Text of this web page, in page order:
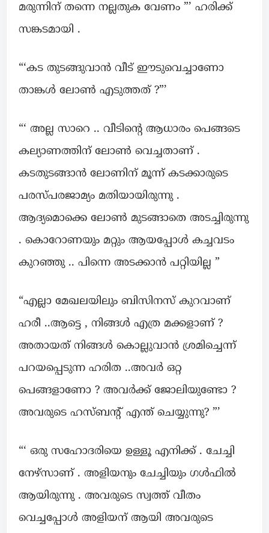
മരുന്നിന് തന്നെ നല്ലതുക വേണം ”’ ഹരിക്ക്
സങ്കടമായി .
“‘കട തുടങ്ങുവാൻ വീട് ഈടുവെച്ചാണോ
താങ്കൾ ലോൺ എടുത്തത് ?”’
“‘ അല്ല സാറെ .. വീടിന്റെ ആധാരം പെങ്ങടെ
കല്യാണത്തിന് ലോൺ വെച്ചതാണ് .
കടതുടങ്ങാൻ ലോണിന് മൂന്ന് കടക്കാരുടെ
പരസ്പരജാമ്യം മതിയായിരുന്നു .
ആദ്യമൊക്കെ ലോൺ മുടങ്ങാതെ അടച്ചിരുന്നു
. കൊറോണയും മറ്റും ആയപ്പോൾ കച്ചവടം
കുറഞ്ഞു .. പിന്നെ അടക്കാൻ പറ്റിയില്ല ”
“എല്ലാ മേഖലയിലും ബിസിനസ് കുറവാണ്
ഹരീ ..ആട്ടെ , നിങ്ങൾ എത്ര മക്കളാണ് ?
അതായത് നിങ്ങൾ കൊല്ലുവാൻ ശ്രമിച്ചെന്ന്
പറയപ്പെടുന്ന ഹരിത ..അവർ ഒറ്റ
പെങ്ങളാണോ ? അവർക്ക് ജോലിയുണ്ടോ ?
അവരുടെ ഹസ്ബന്റ് എന്ത് ചെയ്യുന്നു? ”’
“‘ ഒരു സഹോദരിയെ ഉള്ളൂ എനിക്ക് . ചേച്ചി
നേഴ്‌സാണ് . അളിയനും ചേച്ചിയും ഗൾഫിൽ
ആയിരുന്നു . അവരുടെ സ്വത്ത് വീതം
വെച്ചപ്പോൾ അളിയന് ആയി അവരുടെ